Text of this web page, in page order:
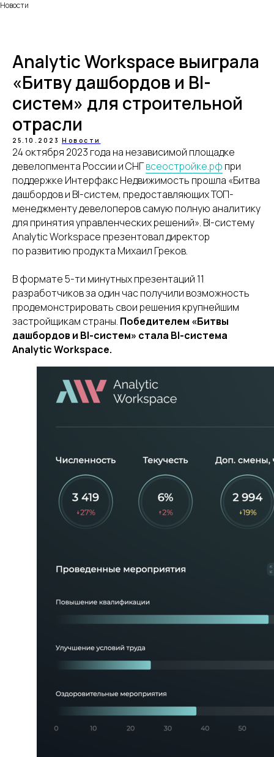
Новости
Analytic Workspace выиграла
«Битву дашбордов и BI-
систем» для строительной
отрасли
25.10.2023 Новости
24 октября 2023 года на независимой площадке
девелопмента России и СНГвсеостройке.рф при
поддержке Интерфакс Недвижимость прошла «Битва
дашбордов и BI-систем, предоставляющих ТОП-
менеджменту девелоперов самую полную аналитику
для принятия управленческих решений». BI-систему
Analytic Workspace презентовал директор
по развитию продукта Михаил Греков.
В формате 5-ти минутных презентаций 11
разработчиков за один час получили возможность
продемонстрировать свои решения крупнейшим
застройщикам страны. Победителем «Битвы
дашбордов и BI-систем» стала BI-система
Analytic Workspace.